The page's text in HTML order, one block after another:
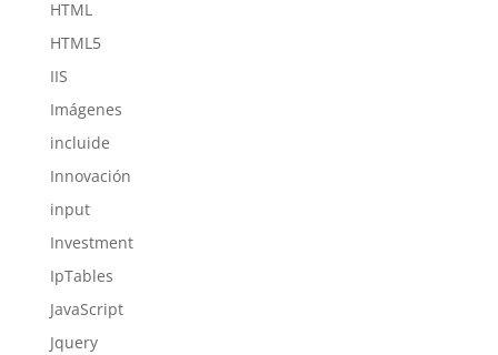
HTML
HTML5
IIS
Imágenes
incluide
Innovación
input
Investment
IpTables
JavaScript
Jquery